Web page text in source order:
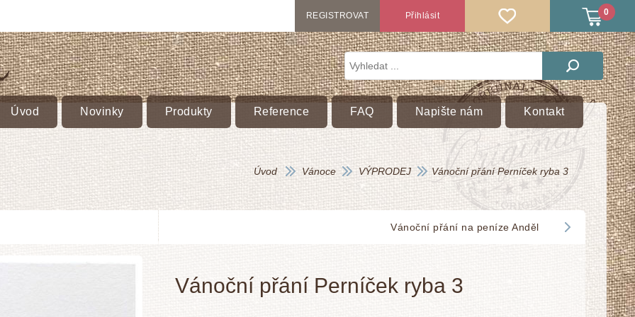
REGISTROVAT Přihlásit 0
Úvod Novinky Produkty Reference FAQ Napište nám Kontakt
Úvod Vánoce VÝPRODEJ Vánoční přání Perníček ryba 3
Vánoční přání na peníze Anděl
Vánoční přání Perníček ryba 3